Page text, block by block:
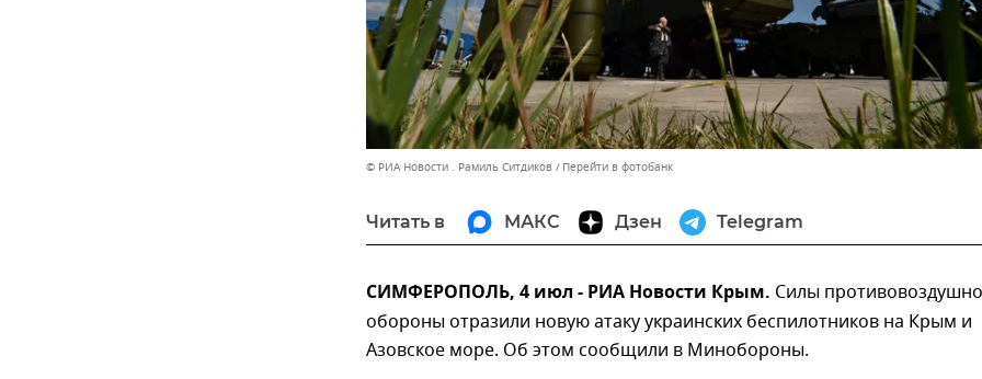
© РИА Новости . Рамиль Ситдиков Перейти в фотобанк
Читать в МАКС Дзен Telegram
СИМФЕРОПОЛЬ, 4 июл - РИА Новости Крым. Силы
обороны отразили новую атаку украинских беспилотников на Крым и
Азовское море. Об этом сообщили в Минобороны.